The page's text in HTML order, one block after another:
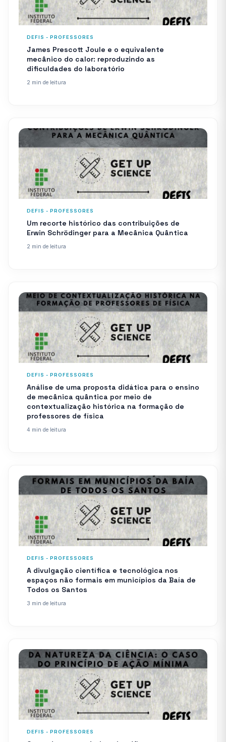
DEFIS - PROFESSORES
James Prescott Joule e o equivalente
mecânico do calor: reproduzindo as
dificuldades do laboratório
2 min de leitura
DEFIS - PROFESSORES
Um recorte histórico das contribuições de
Erwin Schrödinger para a Mecânica Quântica
2 min de leitura
DEFIS - PROFESSORES
Análise de uma proposta didática para o ensino
de mecânica quântica por meio de
contextualização histórica na formação de
professores de física
4 min de leitura
DEFIS - PROFESSORES
A divulgação científica e tecnológica nos
espaços não formais em municípios da Baía de
Todos os Santos
3 min de leitura
DEFIS - PROFESSORES